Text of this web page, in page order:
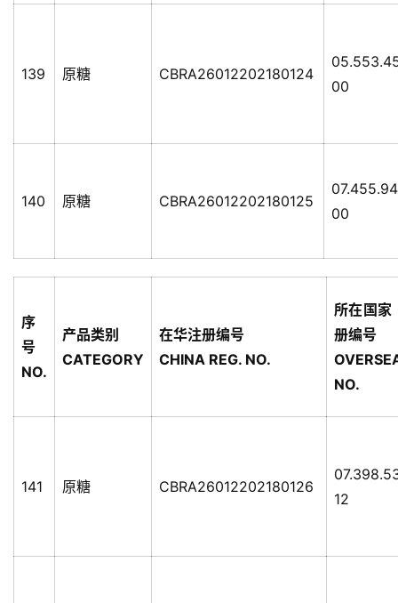
139 原糖 CBRA26012202180124
00
140 原糖 CBRA26012202180125
00
序
号
NO.
产品类别
CATEGORY
在华注册编号
CHINA REG. NO.
所在国家
册编号
NO.
141 原糖 CBRA26012202180126
12